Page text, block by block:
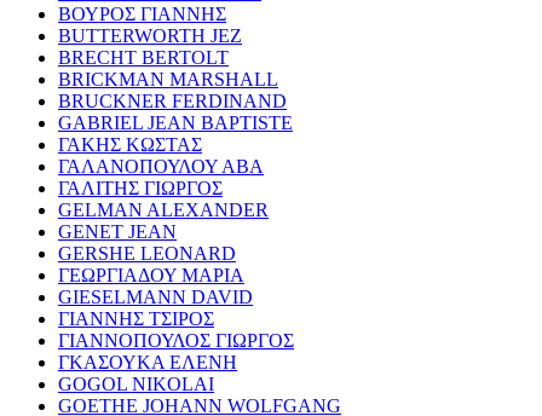
ΒΟΥΡΟΣ ΓΙΑΝΝΗΣ
BUTTERWORTH JEZ
BRECHT BERTOLT
BRICKMAN MARSHALL
BRUCKNER FERDINAND
GABRIEL JEAN BAPTISTE
ΓΑΚΗΣ ΚΩΣΤΑΣ
ΓΑΛΑΝΟΠΟΥΛΟΥ ΑΒΑ
ΓΑΛΙΤΗΣ ΓΙΩΡΓΟΣ
GELMAN ALEXANDER
GENET JEAN
GERSHE LEONARD
ΓΕΩΡΓΙΑΔΟΥ ΜΑΡΙΑ
GIESELMANN DAVID
ΓΙΑΝΝΗΣ ΤΣΙΡΟΣ
ΓΙΑΝΝΟΠΟΥΛΟΣ ΓΙΩΡΓΟΣ
ΓΚΑΣΟΥΚΑ ΕΛΕΝΗ
GOGOL NIKOLAI
GOETHE JOHANN WOLFGANG